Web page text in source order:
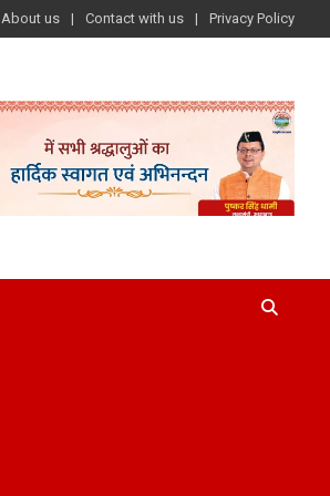
About us Contact with us Privacy Policy